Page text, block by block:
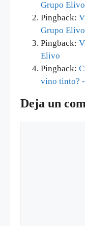
Grupo Elivo
Pingback:
Grupo Elivo
Pingback:
Elivo
Pingback:
vino tinto?
Deja un